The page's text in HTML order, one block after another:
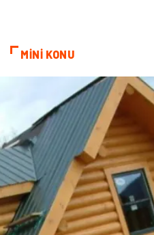
Bebek Giyim
çiçek
Tarım & Hayvancılık
MİNİ KONU